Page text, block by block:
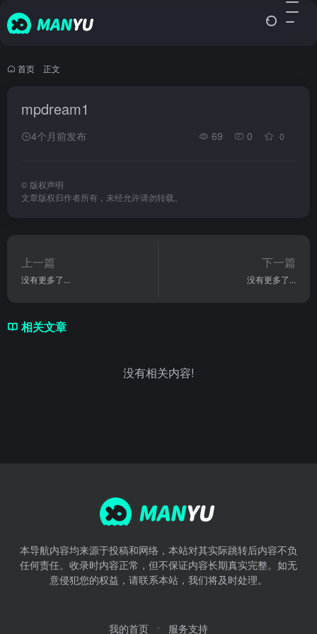
首页 正文
mpdream1
4个月前发布 69 0 0
© 版权声明
文章版权归作者所有，未经允许请勿转载。
上一篇
没有更多了...
下一篇
没有更多了...
相关文章
没有相关内容!
本导航内容均来源于投稿和网络，本站对其实际跳转后内容不负
任何责任。收录时内容正常，但不保证内容长期真实完整。如无
意侵犯您的权益，请联系本站，我们将及时处理。
我的首页 服务支持